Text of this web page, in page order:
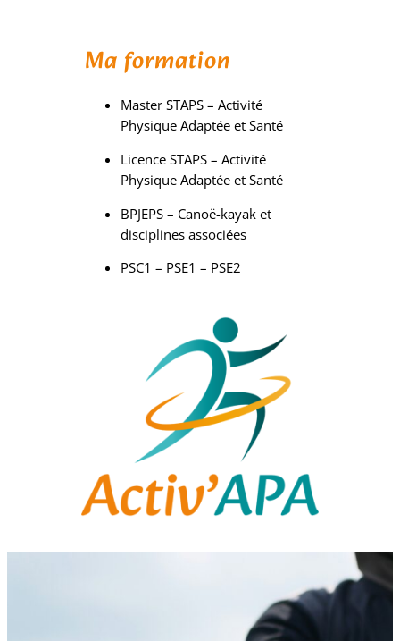
Ma formation
Master STAPS – Activité
Physique Adaptée et Santé
Licence STAPS – Activité
Physique Adaptée et Santé
BPJEPS – Canoë-kayak et
disciplines associées
PSC1 – PSE1 – PSE2